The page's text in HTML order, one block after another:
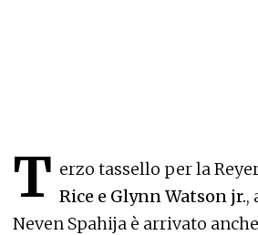
T erzo tassello per la
Rice e Glynn Watson jr.,
Neven Spahija è arrivato